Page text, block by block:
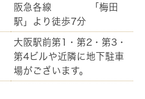
阪急各線 「梅田
駅」より徒歩7分
大阪駅前第1・第2・第3・
第4ビルや近隣に地下駐車
場がございます。